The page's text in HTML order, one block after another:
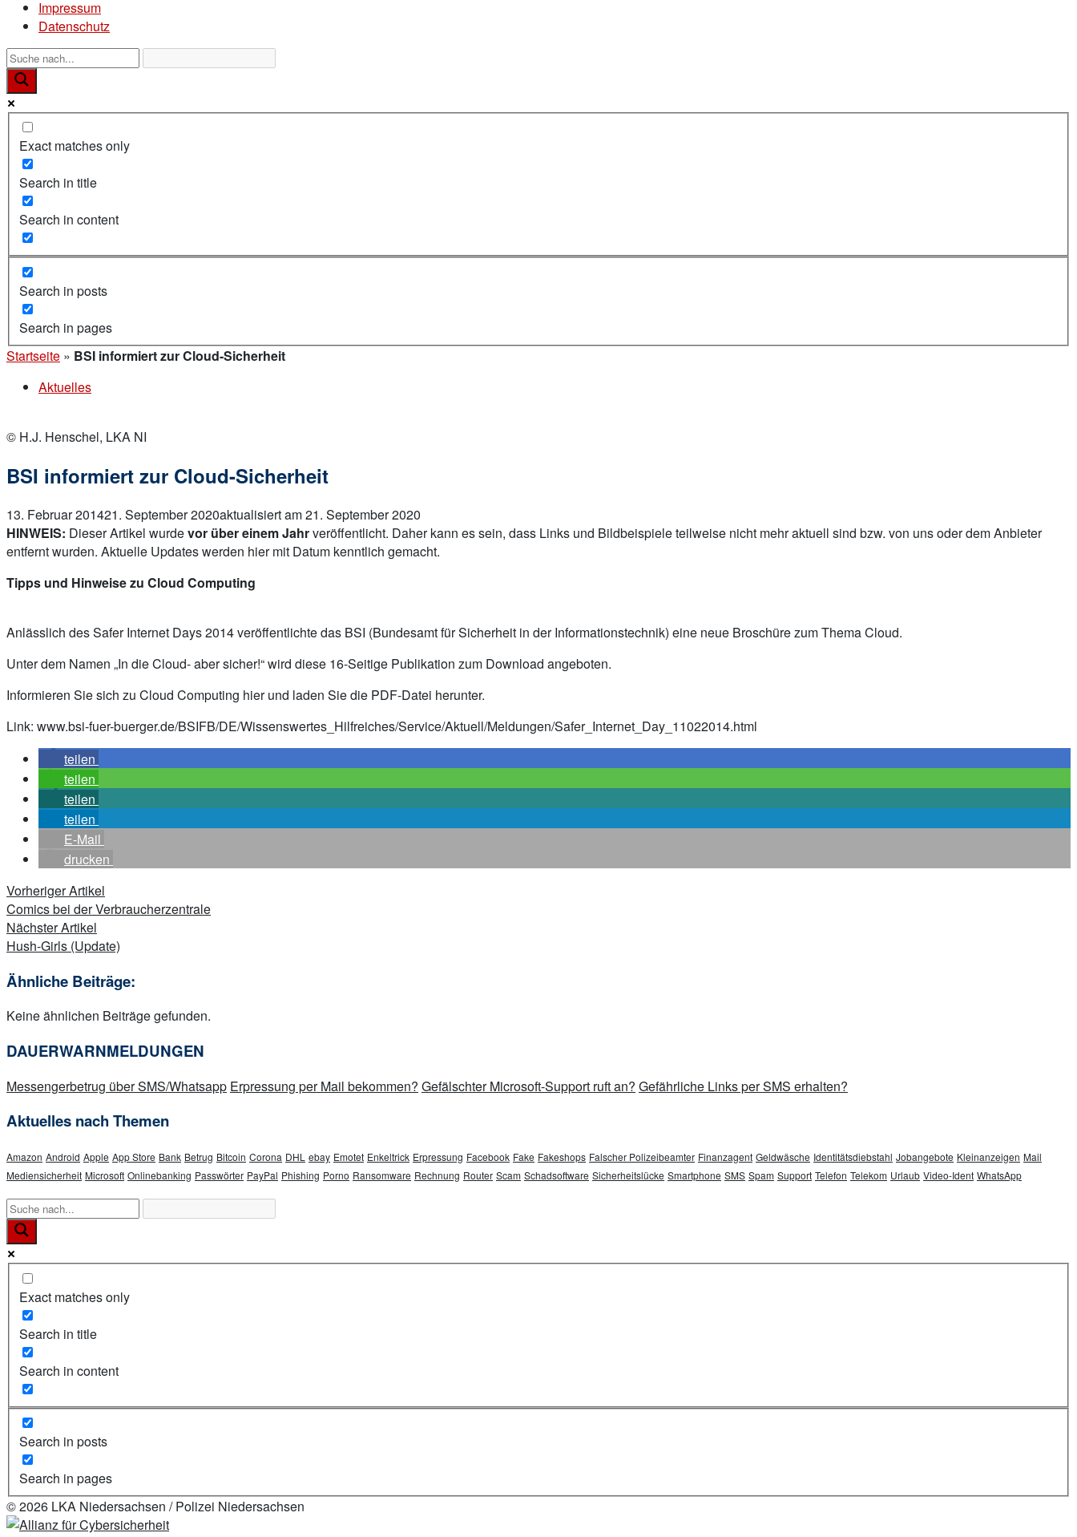
Impressum
Datenschutz
Exact matches only
Search in title
Search in content
Search in posts
Search in pages
Startseite » BSI informiert zur Cloud-Sicherheit
Aktuelles
© H.J. Henschel, LKA NI
BSI informiert zur Cloud-Sicherheit
13. Februar 201421. September 2020aktualisiert am 21. September 2020
HINWEIS: Dieser Artikel wurdevor über einem Jahrveröffentlicht. Daher kann es sein, dass Links und Bildbeispiele teilweise nicht mehr aktuell sind bzw. von uns oder dem Anbieter
entfernt wurden. Aktuelle Updates werden hier mit Datum kenntlich gemacht.
Tipps und Hinweise zu Cloud Computing
Anlässlich des Safer Internet Days 2014 veröffentlichte das BSI (Bundesamt für Sicherheit in der Informationstechnik) eine neue Broschüre zum Thema Cloud.
Unter dem Namen „In die Cloud- aber sicher!“ wird diese 16-Seitige Publikation zum Download angeboten.
Informieren Sie sich zu Cloud Computing hier und laden Sie die PDF-Datei herunter.
Link: www.bsi-fuer-buerger.de/BSIFB/DE/Wissenswertes_Hilfreiches/Service/Aktuell/Meldungen/Safer_Internet_Day_11022014.html
teilen
teilen
teilen
teilen
E-Mail
drucken
Beitragsnavigation
Vorheriger Artikel
Comics bei der Verbraucherzentrale
Nächster Artikel
Hush-Girls (Update)
Ähnliche Beiträge:
Keine ähnlichen Beiträge gefunden.
DAUERWARNMELDUNGEN
Messengerbetrug über SMS/Whatsapp Erpressung per Mail bekommen? Gefälschter Microsoft-Support ruft an? Gefährliche Links per SMS erhalten?
Aktuelles nach Themen
Amazon Android Apple App Store Bank Betrug Bitcoin Corona DHL ebay Emotet Enkeltrick Erpressung Facebook Fake Fakeshops Falscher Polizeibeamter Finanzagent Geldwäsche Identitätsdiebstahl Jobangebote Kleinanzeigen Mail
Mediensicherheit Microsoft Onlinebanking Passwörter PayPal Phishing Porno Ransomware Rechnung Router Scam Schadsoftware Sicherheitslücke Smartphone SMS Spam Support Telefon Telekom Urlaub Video-Ident WhatsApp
Exact matches only
Search in title
Search in content
Search in posts
Search in pages
© 2026 LKA Niedersachsen / Polizei Niedersachsen